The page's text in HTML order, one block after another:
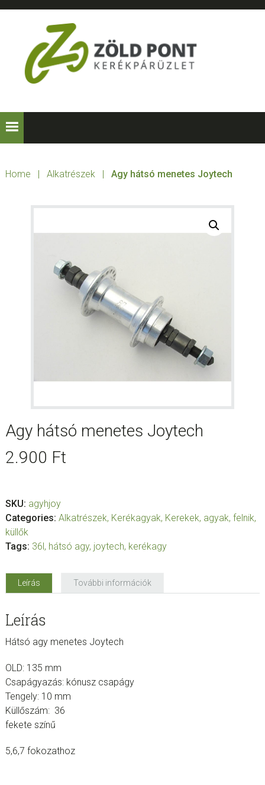
Skip
navigation
Skip
content
Skip
ZÖLD
PONT
Home | Alkatrészek | Agy hátsó menetes Joytech
Agy hátsó menetes Joytech
2.900 Ft
SKU: agyhjoy
Categories: Alkatrészek, Kerékagyak, Kerekek, agyak, felnik,
küllők
Tags: 36l, hátsó agy, joytech, kerékagy
Leírás További információk
Leírás
Hátsó agy menetes Joytech
OLD: 135 mm
Csapágyazás: kónusz csapágy
Tengely: 10 mm
Küllőszám: 36
fekete színű
5,6,7 fokozathoz